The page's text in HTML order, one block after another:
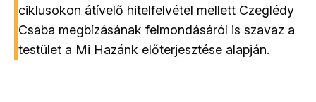
ciklusokon átívelő hitelfelvétel mellett Czeglédy
Csaba megbízásának felmondásáról is szavaz a
testület a Mi Hazánk előterjesztése alapján.